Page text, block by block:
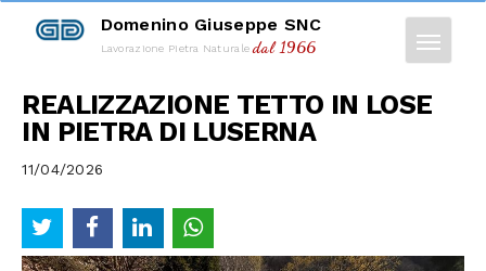
Domenino Giuseppe SNC
Lavorazione Pietra Naturaledal 1966
REALIZZAZIONE TETTO IN LOSE
IN PIETRA DI LUSERNA
11/04/2026